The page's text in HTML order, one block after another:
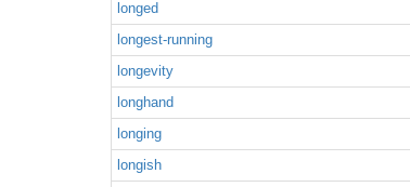
longed
longest-running
longevity
longhand
longing
longish